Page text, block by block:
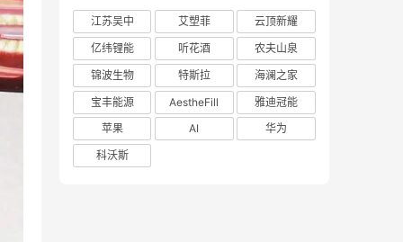
江苏吴中 艾塑菲
云顶新耀
亿纬锂能
听花酒
农夫山泉
锦波生物
特斯拉
海澜之家
宝丰能源
AestheFill
雅迪冠能
苹果
AI
华为
科沃斯